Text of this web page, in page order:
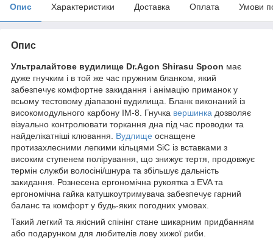
Опис Характеристики Доставка Оплата Умови
Опис
Ультралайтове вудилище Dr.Agon Shirasu Spoon має
дуже гнучким і в той же час пружним бланком, який
забезпечує комфортне закидання і анімацію приманок у
всьому тестовому діапазоні вудилища. Бланк виконаний із
високомодульного карбону IM-8. Гнучка вершинка дозволяє
візуально контролювати торкання дна під час проводки та
найделікатніші клювання. Вудлище оснащене
протизахлесними легкими кільцями SiC із вставками з
високим ступенем полірування, що знижує тертя, продовжує
термін служби волосіні/шнура та збільшує дальність
закидання. Рознесена ергономічна рукоятка з EVA та
ергономічна гайка катушкоутримувача забезпечує гарний
баланс та комфорт у будь-яких погодних умовах.
Такий легкий та якісний спінінг стане шикарним придбанням
або подарунком для любителів лову хижої риби.